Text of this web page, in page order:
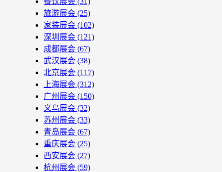
旅游展会 (25)
家装展会 (102)
深圳展会 (121)
成都展会 (67)
武汉展会 (38)
北京展会 (117)
上海展会 (312)
广州展会 (150)
义乌展会 (32)
苏州展会 (33)
青岛展会 (67)
重庆展会 (25)
西安展会 (27)
杭州展会 (59)